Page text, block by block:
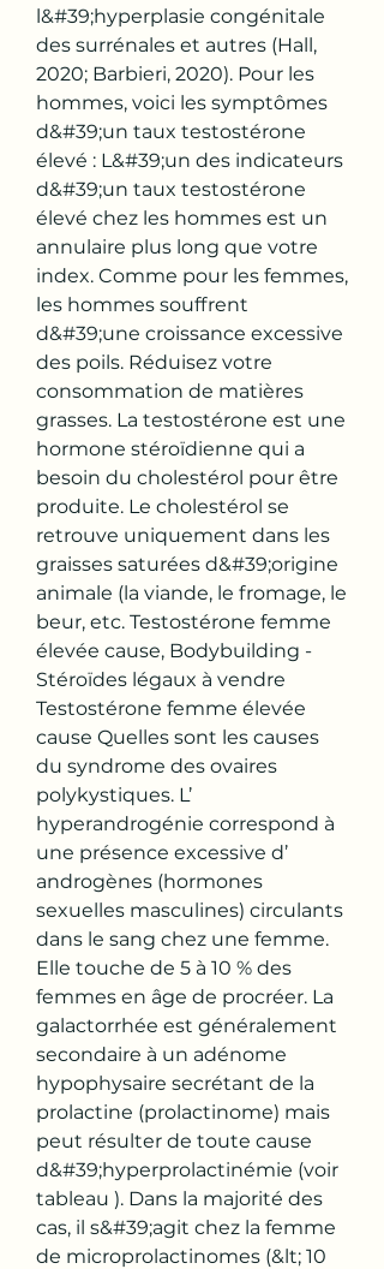
l&#39;hyperplasie congénitale
des surrénales et autres (Hall,
2020; Barbieri, 2020). Pour les
hommes, voici les symptômes
d&#39;un taux testostérone
élevé : L&#39;un des indicateurs
d&#39;un taux testostérone
élevé chez les hommes est un
annulaire plus long que votre
index. Comme pour les femmes,
les hommes souffrent
d&#39;une croissance excessive
des poils. Réduisez votre
consommation de matières
grasses. La testostérone est une
hormone stéroïdienne qui a
besoin du cholestérol pour être
produite. Le cholestérol se
retrouve uniquement dans les
graisses saturées d&#39;origine
animale (la viande, le fromage, le
beur, etc. Testostérone femme
élevée cause, Bodybuilding -
Stéroïdes légaux à vendre
Testostérone femme élevée
cause Quelles sont les causes
du syndrome des ovaires
polykystiques. L’
hyperandrogénie correspond à
une présence excessive d’
androgènes (hormones
sexuelles masculines) circulants
dans le sang chez une femme.
Elle touche de 5 à 10 % des
femmes en âge de procréer. La
galactorrhée est généralement
secondaire à un adénome
hypophysaire secrétant de la
prolactine (prolactinome) mais
peut résulter de toute cause
d&#39;hyperprolactinémie (voir
tableau ). Dans la majorité des
cas, il s&#39;agit chez la femme
de microprolactinomes (&lt; 10